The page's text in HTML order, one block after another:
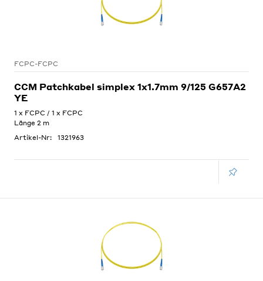
FCPC-FCPC
CCM Patchkabel simplex 1x1.7mm 9/125 G657A2
YE
1 x FCPC / 1 x FCPC
Länge 2 m
Artikel-Nr:
1321963